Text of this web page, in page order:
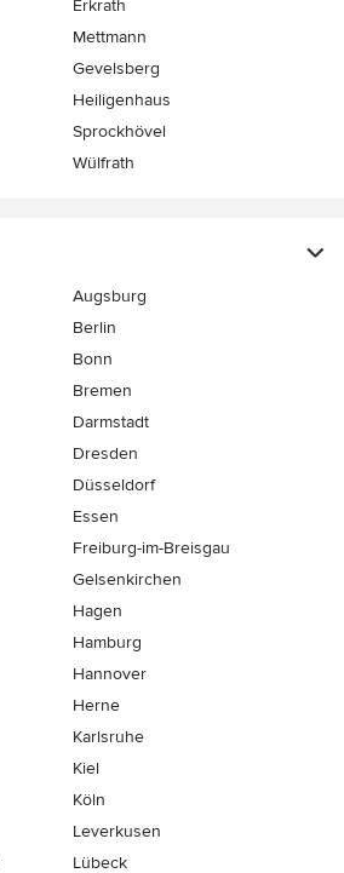
Erkrath
Mettmann
Gevelsberg
Heiligenhaus
Sprockhövel
Wülfrath
Augsburg
Berlin
Bonn
Bremen
Darmstadt
Dresden
Düsseldorf
Essen
Freiburg-im-Breisgau
Gelsenkirchen
Hagen
Hamburg
Hannover
Herne
Karlsruhe
Kiel
Köln
Leverkusen
Lübeck